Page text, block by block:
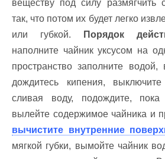
веществу под силу размягчить
так, что потом их будет легко
или губкой.
Порядок
наполните чайник уксусом на
пространство заполните
дождитесь кипения,
сливая воду, подождите, пока
вылейте содержимое чайника и
вычистите внутренние
мягкой губки, вымойте чайник